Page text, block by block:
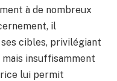
à de nombreux
il
cibles, privilégiant
insuffisamment
lui permit